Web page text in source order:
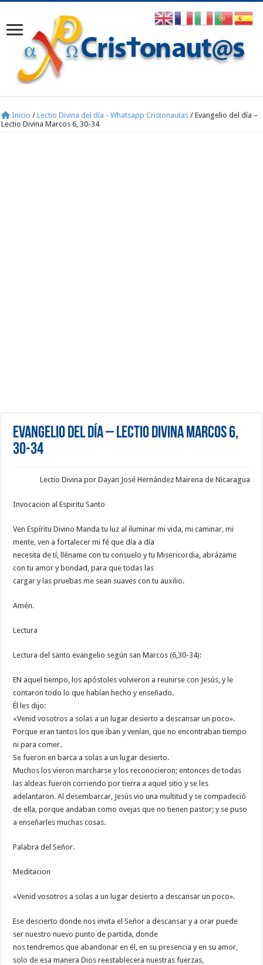
Inicio / Lectio Divina del día - Whatsapp Cristonautas / Evangelio del día –
Lectio Divina Marcos 6, 30-34
Evangelio del día – Lectio Divina Marcos 6,
30-34
Lectio Divina por Dayan José Hernández Mairena de Nicaragua
Invocacion al Espiritu Santo
Ven Espíritu Divino Manda tu luz al iluminar mi vida, mi caminar, mi
mente, ven a fortalecer mi fé que día a día
necesita de tí, lléname con tu consuelo y tu Misericordia, abrázame
con tu amor y bondad, para que todas las
cargar y las pruebas me sean suaves con tu auxilio.
Amén.
Lectura
Lectura del santo evangelio según san Marcos (6,30-34):
EN aquel tiempo, los apóstoles volvieron a reunirse con Jesús, y le
contaron todo lo que habían hecho y enseñado.
Él les dijo:
«Venid vosotros a solas a un lugar desierto a descansar un poco».
Porque eran tantos los que iban y venían, que no encontraban tiempo
ni para comer.
Se fueron en barca a solas a un lugar desierto.
Muchos los vieron marcharse y los reconocieron; entonces de todas
las aldeas fueron corriendo por tierra a aquel sitio y se les
adelantaron. Al desembarcar, Jesús vio una multitud y se compadeció
de ella, porque andaban como ovejas que no tienen pastor; y se puso
a enseñarles muchas cosas.
Palabra del Señor.
Meditacion
«Venid vosotros a solas a un lugar desierto a descansar un poco».
Ese descierto donde nos invita el Señor a descansar y a orar puede
ser nuestro nuevo punto de partida, donde
nos tendremos que abandonar en él, en su presencia y en su amor,
solo de esa manera Dios reestablecera nuestras fuerzas,